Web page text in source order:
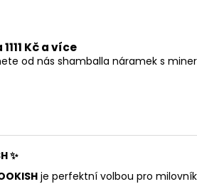
Kč a více
od nás shamballa náramek s
✨
je perfektní volbou pro